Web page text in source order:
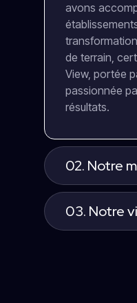
avons
de terrain,
View, portée
passionnée
résultats.
02. Notre
03. Notre